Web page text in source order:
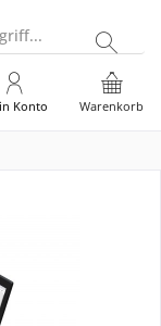
Warenkorb
Konto